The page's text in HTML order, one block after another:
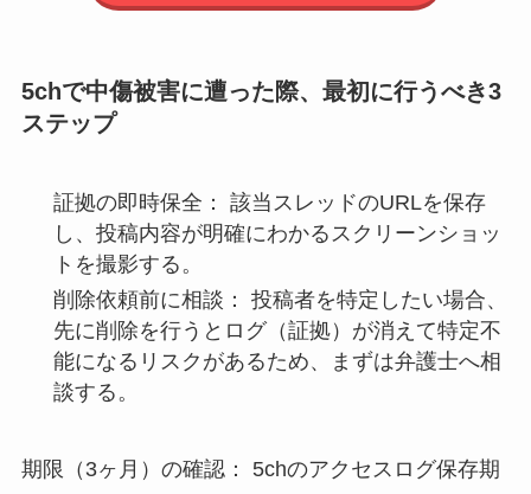
5chで中傷被害に遭った際、最初に行うべき3
ステップ
証拠の即時保全： 該当スレッドのURLを保存
し、投稿内容が明確にわかるスクリーンショッ
トを撮影する。
削除依頼前に相談： 投稿者を特定したい場合、
先に削除を行うとログ（証拠）が消えて特定不
能になるリスクがあるため、まずは弁護士へ相
談する。
期限（3ヶ月）の確認： 5chのアクセスログ保存期